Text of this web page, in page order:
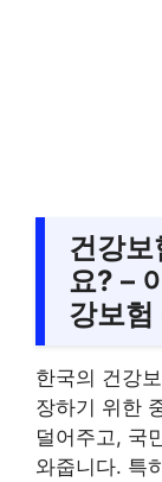
건강
요? –
강보험
한국의 건강
장하기 위한
덜어주고, 국
와줍니다. 특